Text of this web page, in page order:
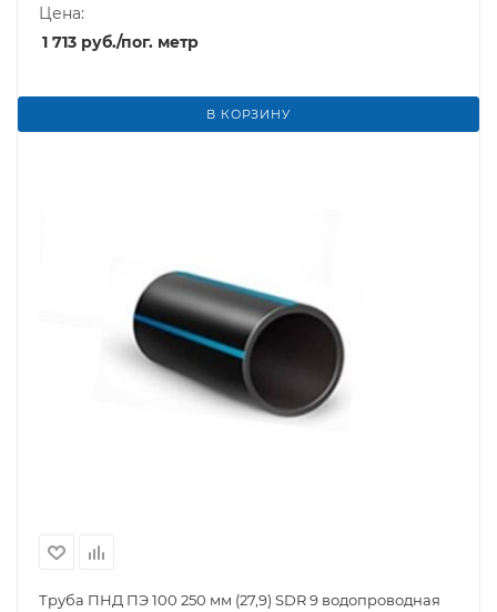
Цена:
1 713 руб./пог. метр
В КОРЗИНУ
Труба ПНД ПЭ 100 250 мм (27,9) SDR 9 водопроводная